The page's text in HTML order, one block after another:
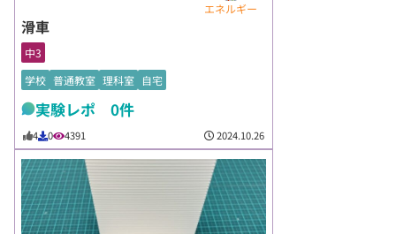
エネルギー
滑車
中3
学校 普通教室 理科室 自宅
実験レポ 0件
4 0 4391 2024.10.26